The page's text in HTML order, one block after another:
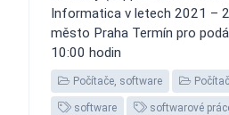
Informatica v letech 2021 –
město Praha Termín pro
10:00 hodin
Počítače, software
software softwarové